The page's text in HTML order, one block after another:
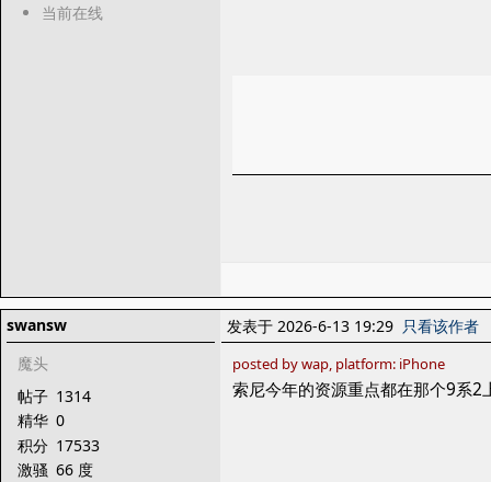
当前在线
swansw
魔头
帖子 1314
精华 0
积分 17533
激骚 66 度
发表于 2026-6-13 19:29 只看该作者
posted by wap, platform: iPhone
索尼今年的资源重点都在那个9系